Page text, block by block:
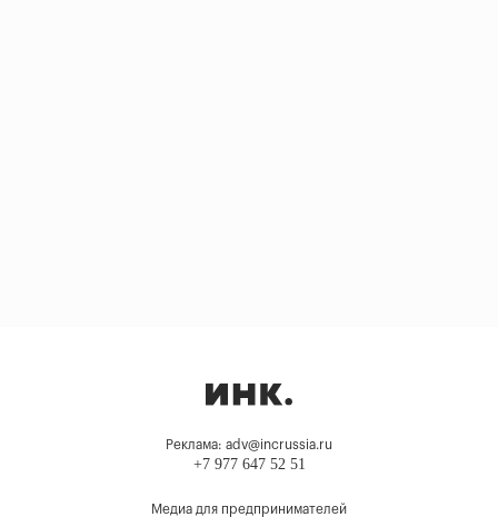
Реклама: adv@incrussia.ru
+7 977 647 52 51
Медиа для предпринимателей